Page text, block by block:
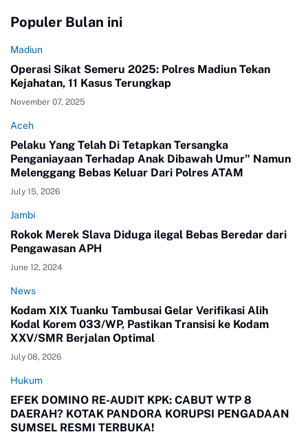
Populer Bulan ini
Madiun
Operasi Sikat Semeru 2025: Polres Madiun Tekan
Kejahatan, 11 Kasus Terungkap
November 07, 2025
Aceh
Pelaku Yang Telah Di Tetapkan Tersangka
Penganiayaan Terhadap Anak Dibawah Umur" Namun
Melenggang Bebas Keluar Dari Polres ATAM
July 15, 2026
Jambi
Rokok Merek Slava Diduga ilegal Bebas Beredar dari
Pengawasan APH
June 12, 2024
News
Kodam XIX Tuanku Tambusai Gelar Verifikasi Alih
Kodal Korem 033/WP, Pastikan Transisi ke Kodam
XXV/SMR Berjalan Optimal
July 08, 2026
Hukum
EFEK DOMINO RE-AUDIT KPK: CABUT WTP 8
DAERAH? KOTAK PANDORA KORUPSI PENGADAAN
SUMSEL RESMI TERBUKA!